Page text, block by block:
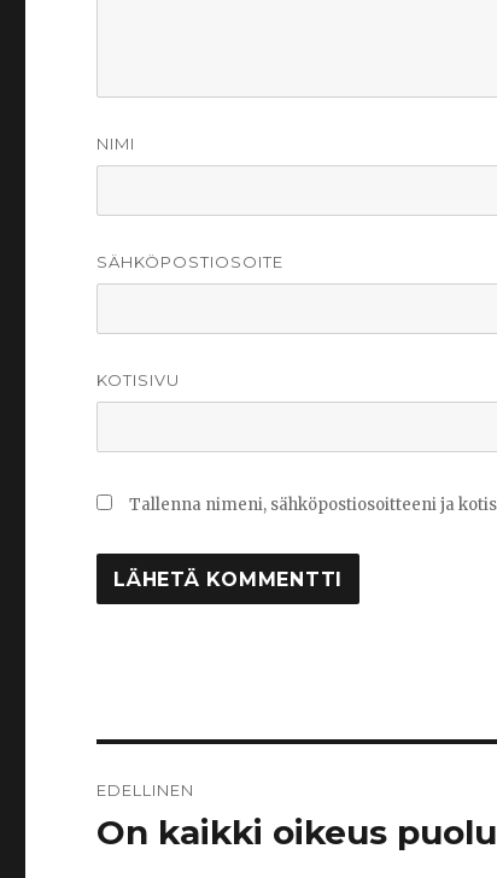
NIMI
SÄHKÖPOSTIOSOITE
KOTISIVU
Tallenna nimeni, sähköpostiosoitteeni ja
selaus
EDELLINEN
Edellinen
On kaikki oikeus